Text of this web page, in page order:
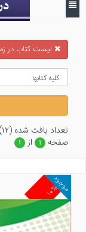
ليست كتاب در
تعداد يافت شده (۱۲)
صفحه
۱ از ۱
۱۰%
موجود